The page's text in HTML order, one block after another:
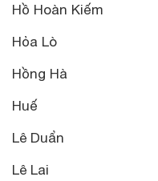
Hồ Hoàn Kiếm
Hỏa Lò
Hồng Hà
Huế
Lê Duẩn
Lê Lai